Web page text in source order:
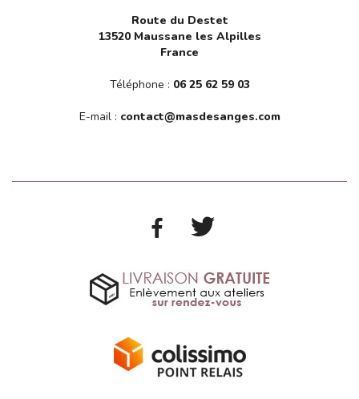
Route du Destet
13520 Maussane les Alpilles
France
Téléphone : 06 25 62 59 03
E-mail : contact@masdesanges.com